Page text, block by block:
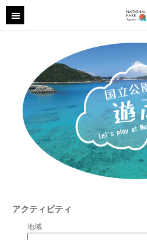
アクティビティ
地域